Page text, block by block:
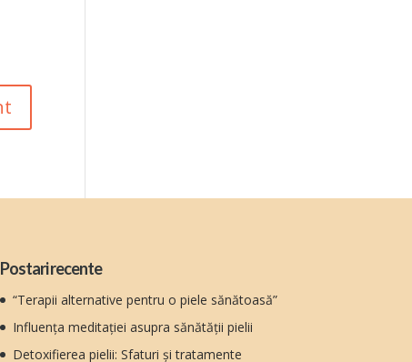
Postari recente
“Terapii alternative pentru o piele sănătoasă”
Influența meditației asupra sănătății pielii
Detoxifierea pielii: Sfaturi și tratamente